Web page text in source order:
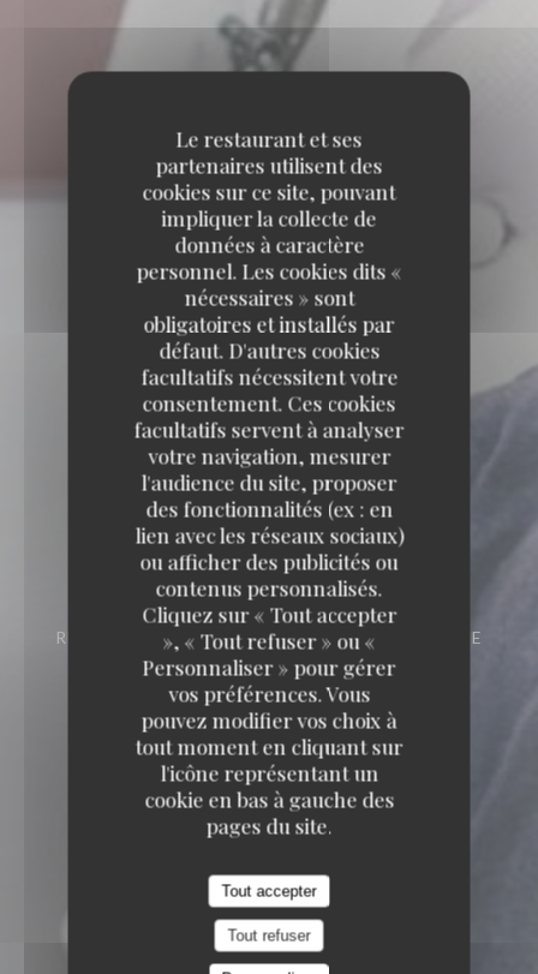
Le restaurant et ses
partenaires utilisent des
cookies sur ce site, pouvant
impliquer la collecte de
données à caractère
personnel. Les cookies dits «
nécessaires » sont
obligatoires et installés par
défaut. D'autres cookies
facultatifs nécessitent votre
consentement. Ces cookies
facultatifs servent à analyser
votre navigation, mesurer
l'audience du site, proposer
des fonctionnalités (ex : en
lien avec les réseaux sociaux)
ou afficher des publicités ou
contenus personnalisés.
Cliquez sur « Tout accepter
», « Tout refuser » ou «
Personnaliser » pour gérer
vos préférences. Vous
pouvez modifier vos choix à
tout moment en cliquant sur
l'icône représentant un
cookie en bas à gauche des
pages du site.
Tout accepter
Tout refuser
Loco by Jem's
RESTAURANT GASTRONOMIQUE
293 RUE
D'ORNANO 33000 BORDEAUX
Loco by Jem's